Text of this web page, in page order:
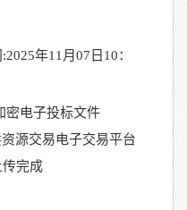
5年11 月07 日 10：
密电子投标文件
源交易电子交易平台
传完成